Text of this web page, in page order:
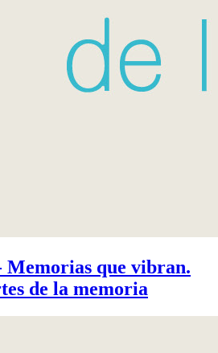
Memorias que vibran.
de la memoria